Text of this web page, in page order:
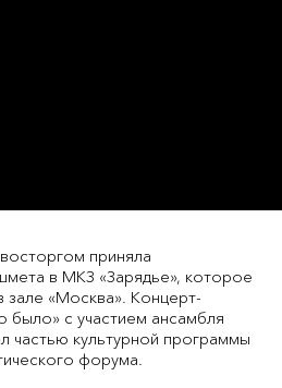
приняла
в МКЗ «Зарядье», которое
зале «Москва». Концерт-
было» с участием ансамбля
частью культурной программы
форума.